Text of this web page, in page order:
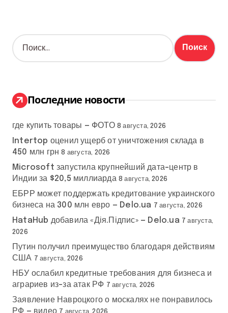
Н
а
:
Последние новости
где купить товары — ФОТО 8 августа, 2026
Intertop оценил ущерб от уничтожения склада в
450 млн грн 8 августа, 2026
Microsoft запустила крупнейший дата-центр в
Индии за $20,5 миллиарда 8 августа, 2026
ЕБРР может поддержать кредитование украинского
бизнеса на 300 млн евро — Delo.ua 7 августа, 2026
HataHub добавила «Дія.Підпис» — Delo.ua 7 августа,
2026
Путин получил преимущество благодаря действиям
США 7 августа, 2026
НБУ ослабил кредитные требования для бизнеса и
аграриев из-за атак РФ 7 августа, 2026
Заявление Навроцкого о москалях не понравилось
РФ — видео 7 августа, 2026